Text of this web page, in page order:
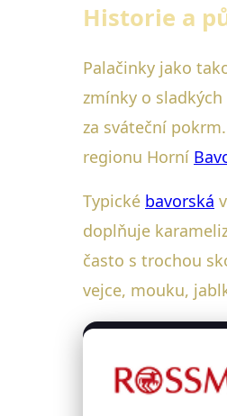
Historie a
Palačinky jako
zmínky o
za sváteční
regionu Horní
Typické bavorská
doplňuje
často s trochou
vejce, mouku,